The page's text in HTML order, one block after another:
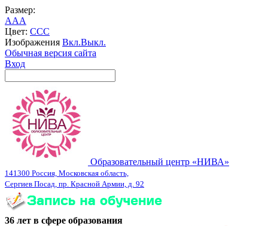
Размер:
AAA
Цвет: CCC
Изображения Вкл.Выкл.
Обычная версия сайта
Вход
Образовательный центр «НИВА»
141300 Россия, Московская область,
Сергиев Посад, пр. Красной Армии, д. 92
36 лет в сфере образования